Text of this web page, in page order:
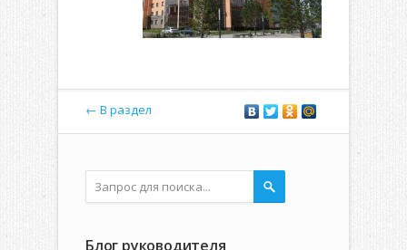
← В раздел
Блог руководителя